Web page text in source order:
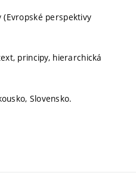
perspektivy
principy, hierarchická
Slovensko.